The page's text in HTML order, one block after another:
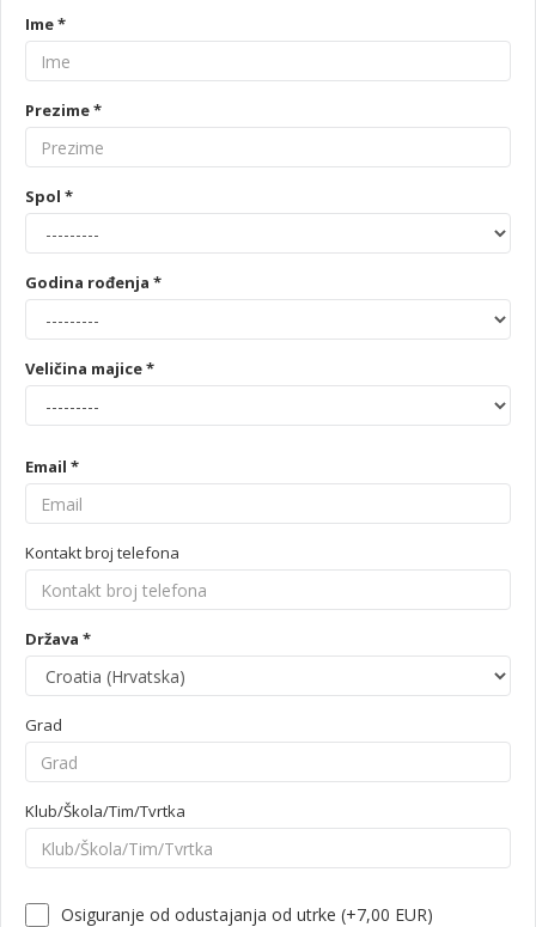
Ime *
Prezime *
Spol *
Godina rođenja *
Veličina majice *
Email *
Kontakt broj telefona
Država *
Grad
Klub/Škola/Tim/Tvrtka
Osiguranje od odustajanja od utrke (+7,00 EUR)